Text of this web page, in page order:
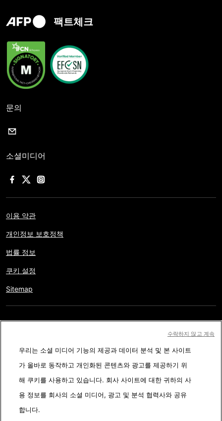
팩트체크
문의
소셜미디어
이용 약관
개인정보 보호정책
법률 정보
쿠키 설정
Sitemap
AFP와 계약 없이 저작물의 일부나 전체를 복사, 출판, 방송하는 것은
엄격히 금합니다. 팩트체킹 콘텐츠 내에 묘사된 부분과 링크 형태로
첨부된 부분은 관련 정보의 이해를 돕기 위한 것입니다. AFP는 서드
파티 콘텐츠 제작자나 저작권자로 부터 어떤 권한도 받지 않았기에
이에 따른 법적 책임을 지지 않습니다. AFP와 AFP 로고는 등록된 상
우리는 소셜 미디어 기능의 제공과 데이터 분석 및 본 사이트
가 올바로 동작하고 개인화된 콘텐츠와 광고를 제공하기 위
해 쿠키를 사용하고 있습니다. 회사 사이트에 대한 귀하의 사
용 정보를 회사의 소셜 미디어, 광고 및 분석 협력사와 공유
합니다.
수락하지 않고 계속